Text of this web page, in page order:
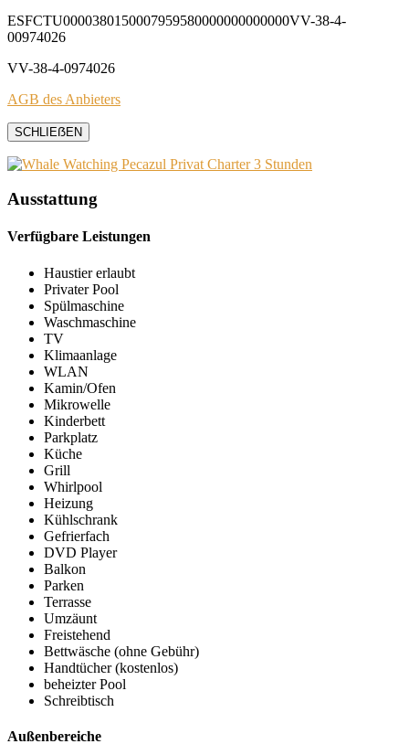
ESFCTU0000380150007959580000000000000VV-38-4-
00974026
VV-38-4-0974026
AGB des Anbieters
SCHLIEẞEN
Ausstattung
Verfügbare Leistungen
Haustier erlaubt
Privater Pool
Spülmaschine
Waschmaschine
TV
Klimaanlage
WLAN
Kamin/Ofen
Mikrowelle
Kinderbett
Parkplatz
Küche
Grill
Whirlpool
Heizung
Kühlschrank
Gefrierfach
DVD Player
Balkon
Parken
Terrasse
Umzäunt
Freistehend
Bettwäsche (ohne Gebühr)
Handtücher (kostenlos)
beheizter Pool
Schreibtisch
Außenbereiche